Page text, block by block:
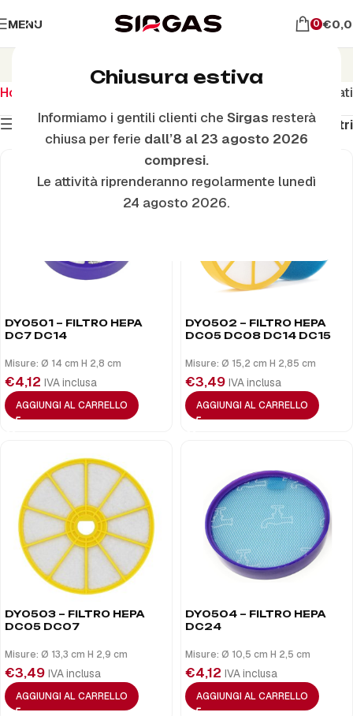
Chiusura estiva
Informiamo i gentili clienti che Sirgas resterà
chiusa per ferie dall’8 al 23 agosto 2026
compresi.
Le attività riprenderanno regolarmente lunedì
24 agosto 2026.
MENU 0 €
Filtri
Home
Visualizzazione di 21 risultati
Mostra filtri
Filtri
DY0501 – FILTRO HEPA
DC7 DC14
Misure: Ø 14 cm H 2,8 cm
€4,12 IVA inclusa
AGGIUNGI AL CARRELLO
DY0502 – FILTRO HEPA
DC05 DC08 DC14 DC15
Misure: Ø 15,2 cm H 2,85 cm
€3,49 IVA inclusa
AGGIUNGI AL CARRELLO
DY0503 – FILTRO HEPA
DC05 DC07
Misure: Ø 13,3 cm H 2,9 cm
€3,49 IVA inclusa
AGGIUNGI AL CARRELLO
DY0504 – FILTRO HEPA
DC24
Misure: Ø 10,5 cm H 2,5 cm
€4,12 IVA inclusa
AGGIUNGI AL CARRELLO